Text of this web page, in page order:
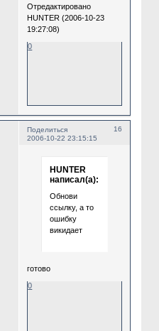
Отредактировано
HUNTER (2006-10-23
19:27:08)
0
Поделиться
16
2006-10-22 23:15:15
HUNTER
написал(а):
Обнови
ссылку, а то
ошибку
викидает
готово
0